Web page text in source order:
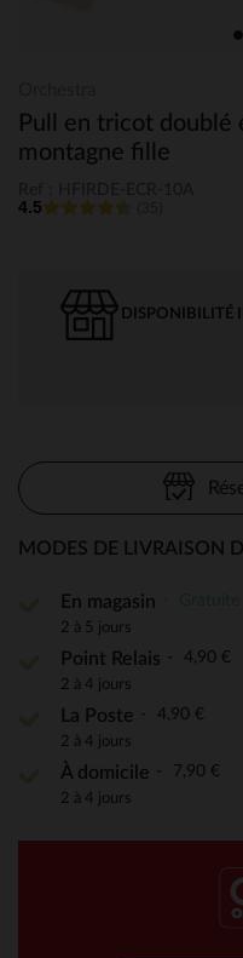
Pull en tricot doublé
montagne fille
4.5
DISPONIBILITÉ
MODES DE LIVRAISON
En magasin
2 à 5 jours
Point Relais 4,90 €
2 à 4 jours
La Poste 4,90 €
2 à 4 jours
À domicile 7,90 €
2 à 4 jours